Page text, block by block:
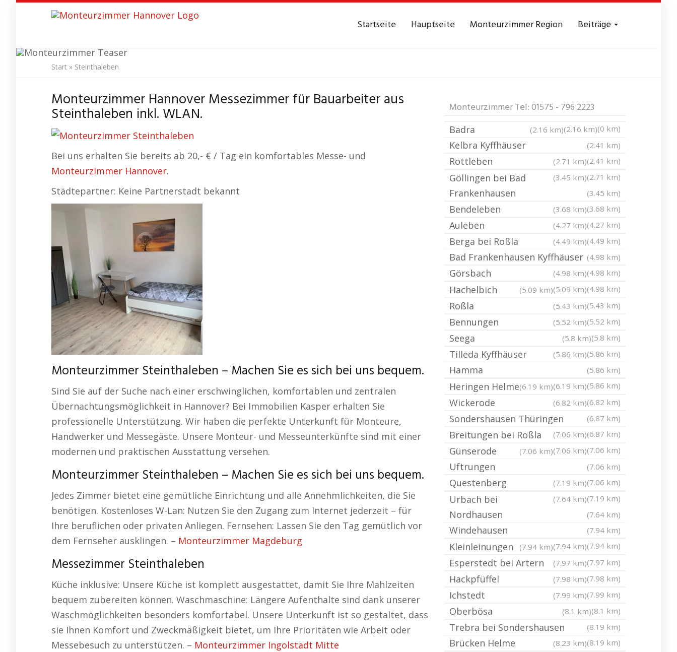
content
Startseite Hauptseite Monteurzimmer Region Beiträge
Monteurzimmer Steinthaleben
Start » Steinthaleben
Monteurzimmer Hannover Messezimmer für Bauarbeiter aus
Steinthaleben inkl. WLAN.
Bei uns erhalten Sie bereits ab 20,- € / Tag ein komfortables Messe- und
Monteurzimmer Hannover.
Städtepartner: Keine Partnerstadt bekannt
Monteurzimmer Steinthaleben – Machen Sie es sich bei uns bequem.
Sind Sie auf der Suche nach einer erschwinglichen, komfortablen und zentralen
Übernachtungsmöglichkeit in Hannover? Bei Immobilien Kasper erhalten Sie
professionelle Unterstützung. Wir haben die perfekte Unterkunft für Monteure,
Handwerker und Messegäste. Unsere Monteur- und Messeunterkünfte sind mit einer
modernen und praktischen Ausstattung versehen.
Monteurzimmer Steinthaleben – Machen Sie es sich bei uns bequem.
Jedes Zimmer bietet eine gemütliche Einrichtung und alle Annehmlichkeiten, die Sie
benötigen. Kostenloses W-Lan: Nutzen Sie den Zugang zum Internet jederzeit – für
Ihre beruflichen oder privaten Anliegen. Fernsehen: Lassen Sie den Tag gemütlich vor
dem Fernseher ausklingen. – Monteurzimmer Magdeburg
Messezimmer Steinthaleben
Küche inklusive: Unsere Küche ist komplett ausgestattet, damit Sie Ihre Mahlzeiten
bequem zubereiten können. Waschmaschine: Längere Aufenthalte sind dank unserer
Waschmöglichkeiten besonders komfortabel. Unsere Unterkunft ist so gestaltet, dass
sie Ihnen Komfort und Zweckmäßigkeit bietet, um Ihre Prioritäten wie Arbeit oder
Messebesuch zu unterstützen. – Monteurzimmer Ingolstadt Mitte
Monteurzimmer Tel: 01575 - 796 2223
(0 km)
(2.16 km)
Badra (2.16 km)
Kelbra Kyffhäuser
(2.41 km)
(2.41 km)
Rottleben
(2.71 km)
(2.71 km)
(3.45 km)
Göllingen bei Bad
Frankenhausen
(3.45 km)
(3.68 km)
Bendeleben
(3.68 km)
(4.27 km)
Auleben
(4.27 km)
(4.49 km)
Berga bei Roßla (4.49 km)
Bad Frankenhausen Kyffhäuser (4.98 km)
(4.98 km)
Görsbach
(4.98 km)
(4.98 km)
(5.09 km)
Hachelbich
(5.09 km)
(5.43 km)
Roßla
(5.43 km)
(5.52 km)
Bennungen
(5.52 km)
(5.8 km)
Seega
(5.8 km)
(5.86 km)
Tilleda Kyffhäuser (5.86 km)
Hamma
(5.86 km)
(5.86 km)
(6.19 km)
Heringen Helme(6.19 km)
(6.82 km)
Wickerode
(6.82 km)
(6.87 km)
Sondershausen Thüringen
(6.87 km)
(7.06 km)
Breitungen bei Roßla
(7.06 km)
(7.06 km)
Günserode (7.06 km)
Uftrungen
(7.06 km)
(7.06 km)
Questenberg
(7.19 km)
(7.19 km)
(7.64 km)
Urbach bei
Nordhausen
(7.64 km)
Windehausen
(7.94 km)
(7.94 km)
(7.94 km)
Kleinleinungen
(7.94 km)
(7.97 km)
Esperstedt bei Artern
(7.97 km)
(7.98 km)
Hackpfüffel
(7.98 km)
(7.99 km)
Ichstedt
(7.99 km)
(8.1 km)
Oberbösa
(8.1 km)
(8.19 km)
Trebra bei Sondershausen
(8.19 km)
Brücken Helme
(8.23 km)